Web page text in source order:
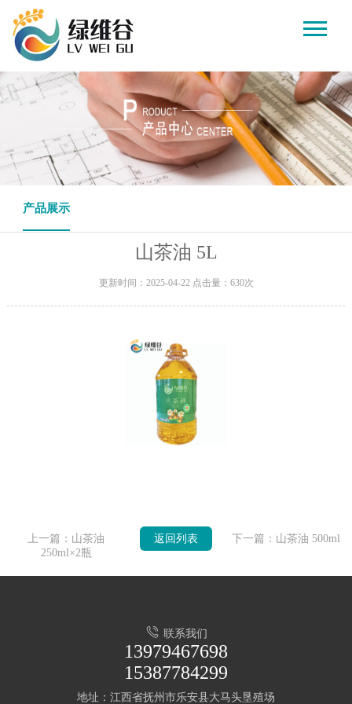
产品展示
山茶油 5L
更新时间：2025-04-22 点击量：630次
上一篇：山茶油
250ml×2瓶
返回列表 下一篇：山茶油 500ml
联系我们
13979467698
15387784299
地址：江西省抚州市乐安县大马头垦殖场